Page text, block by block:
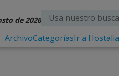
de 2026
ArchivoCategoríasIr a Hostalia